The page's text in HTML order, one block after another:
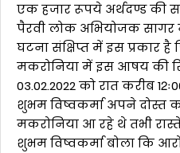
एक हजार रूपये अर्थदण्ड की
पैरवी लोक अभियोजक सागर
घटना संक्षिप्त में इस प्रकार है
मकरोनिया में इस आषय की
03.02.2022 को रात करीब
शुभम विष्वकर्मा अपने दोस्त
मकरोनिया आ रहे थे तभी
शुभम विष्वकर्मा बोला कि